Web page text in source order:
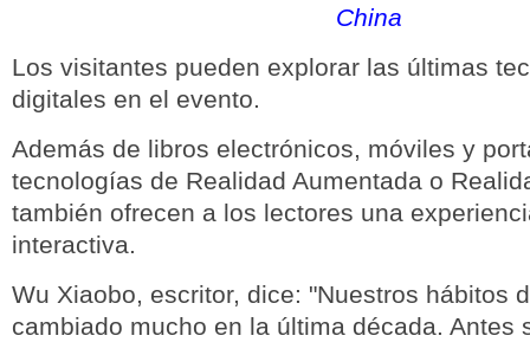
China
Los visitantes pueden explorar las últimas
digitales en el evento.
Además de libros electrónicos, móviles y
tecnologías de Realidad Aumentada o
también ofrecen a los lectores una
interactiva.
Wu Xiaobo, escritor, dice: "Nuestros hábitos
cambiado mucho en la última década. Antes